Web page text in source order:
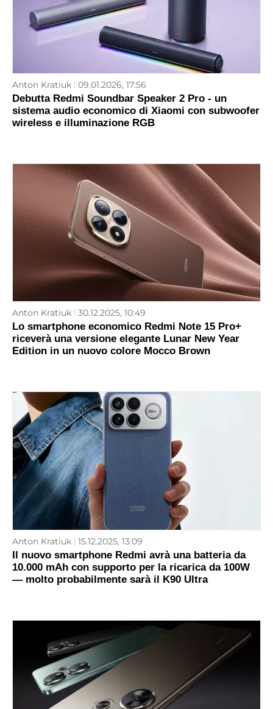
Anton Kratiuk 09.01.2026, 17:56
Debutta Redmi Soundbar Speaker 2 Pro - un
sistema audio economico di Xiaomi con subwoofer
wireless e illuminazione RGB
Anton Kratiuk 30.12.2025, 10:49
Lo smartphone economico Redmi Note 15 Pro+
riceverà una versione elegante Lunar New Year
Edition in un nuovo colore Mocco Brown
Anton Kratiuk 15.12.2025, 13:09
Il nuovo smartphone Redmi avrà una batteria da
10.000 mAh con supporto per la ricarica da 100W
— molto probabilmente sarà il K90 Ultra